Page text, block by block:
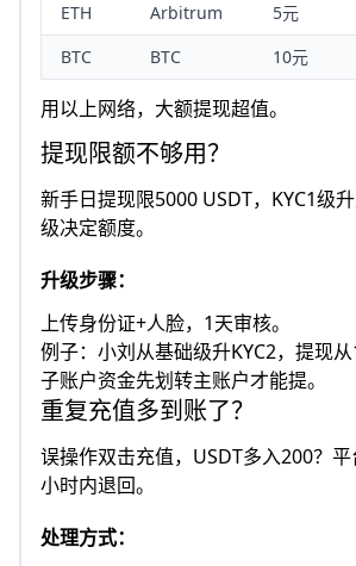
ETH
Arbitrum 5元
BTC
BTC 10元
用以上网络，大额提现超值。​
提现限额不够用？
新手日提现限5000 USDT，KYC1级
级决定额度。​
升级步骤：
上传身份证+人脸，1天审核。
例子：小刘从基础级升KYC2，提现从
子账户资金先划转主账户才能提。​
重复充值多到账了？
误操作双击充值，USDT多入200？
小时内退回。​
处理方式：